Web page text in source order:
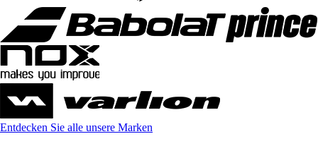
Entdecken Sie alle unsere Marken